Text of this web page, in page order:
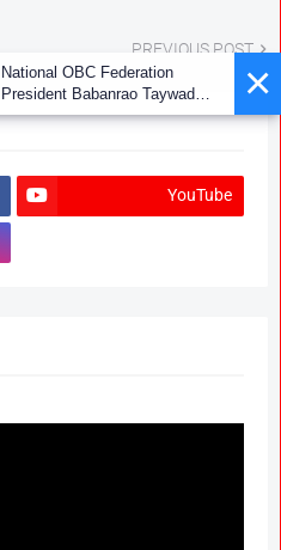
PREVIOUS POST
YouTube
×
National OBC Federation
President Babanrao Taywade
Claims Only 27 Kunbi
GR; Alarming News for Mano